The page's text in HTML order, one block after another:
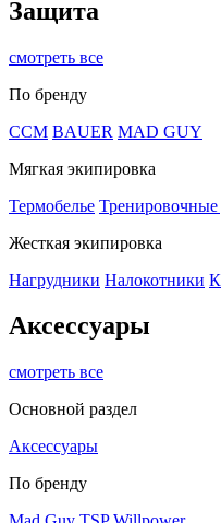
Защита
смотреть все
По бренду
CCM BAUER MAD GUY
Мягкая экипировка
Термобелье Тренировочные
Жесткая экипировка
Нагрудники Налокотники
Аксессуары
смотреть все
Основной раздел
Аксессуары
По бренду